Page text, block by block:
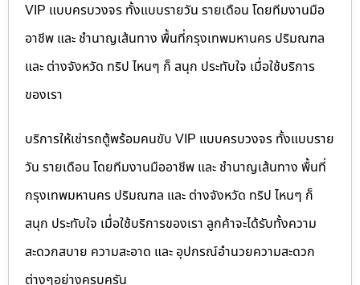
VIP แบบครบวงจร ทั้งแบบรายวัน รายเดือน โดยทีมงานมือ
อาชีพ และ ชำนาญเส้นทาง พื้นที่กรุงเทพมหานคร ปริมณฑล
และ ต่างจังหวัด ทริป ไหนๆ ก็ สนุก ประทับใจ เมื่อใช้บริการ
ของเรา
บริการให้เช่ารถตู้พร้อมคนขับ VIP แบบครบวงจร ทั้งแบบราย
วัน รายเดือน โดยทีมงานมืออาชีพ และ ชำนาญเส้นทาง พื้นที่
กรุงเทพมหานคร ปริมณฑล และ ต่างจังหวัด ทริป ไหนๆ ก็
สนุก ประทับใจ เมื่อใช้บริการของเรา ลูกค้าจะได้รับทั้งความ
สะดวกสบาย ความสะอาด และ อุปกรณ์อำนวยความสะดวก
ต่างๆอย่างครบครัน